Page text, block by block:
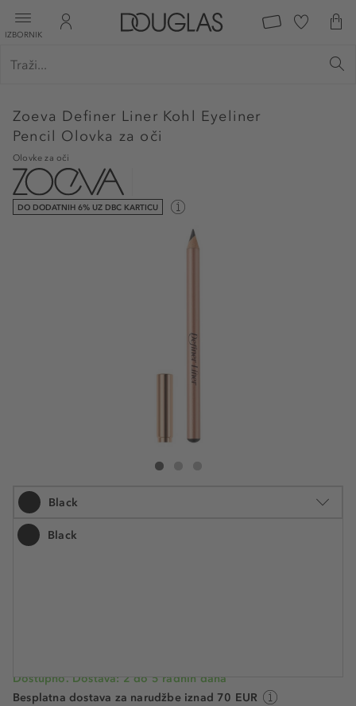
IZBORNIK
Zoeva Definer Liner Kohl Eyeliner
Pencil Olovka za oči
Olovke za oči
DO DODATNIH 6% UZ DBC KARTICU
Zoeva Definer Liner Kohl Eyeliner Pencil
Black
Black
Dostupno. Dostava: 2 do 5 radnih dana
Besplatna dostava za narudžbe iznad 70 EUR